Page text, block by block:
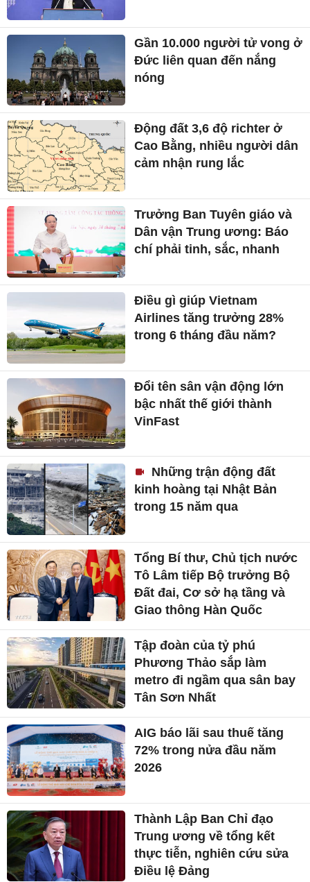
Gần 10.000 người tử vong ở
Đức liên quan đến nắng
nóng
Động đất 3,6 độ richter ở
Cao Bằng, nhiều người dân
cảm nhận rung lắc
Trưởng Ban Tuyên giáo và
Dân vận Trung ương: Báo
chí phải tinh, sắc, nhanh
Điều gì giúp Vietnam
Airlines tăng trưởng 28%
trong 6 tháng đầu năm?
Đổi tên sân vận động lớn
bậc nhất thế giới thành
VinFast
Những trận động đất
kinh hoàng tại Nhật Bản
trong 15 năm qua
Tổng Bí thư, Chủ tịch nước
Tô Lâm tiếp Bộ trưởng Bộ
Đất đai, Cơ sở hạ tầng và
Giao thông Hàn Quốc
Tập đoàn của tỷ phú
Phương Thảo sắp làm
metro đi ngầm qua sân bay
Tân Sơn Nhất
AIG báo lãi sau thuế tăng
72% trong nửa đầu năm
2026
Thành Lập Ban Chỉ đạo
Trung ương về tổng kết
thực tiễn, nghiên cứu sửa
Điều lệ Đảng